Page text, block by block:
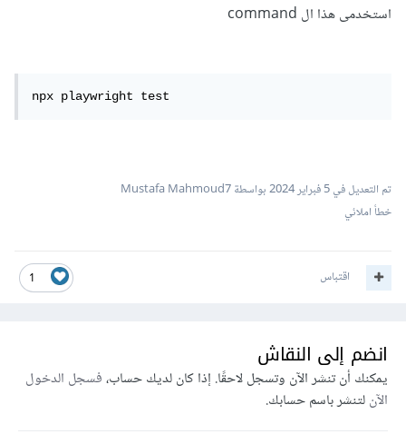
استخدمى هذا ال command
npx playwright test
تم التعديل في5 فبراير 2024
بواسطة Mustafa Mahmoud7
خطأ املائي
1 اقتباس
انضم إلى النقاش
يمكنك أن تنشر الآن وتسجل لاحقًا. إذا كان لديك حساب،فسجل الدخول
الآنلتنشر باسم حسابك.